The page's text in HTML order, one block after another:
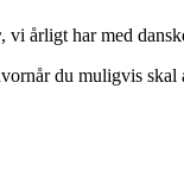
, vi årligt har med
du muligvis